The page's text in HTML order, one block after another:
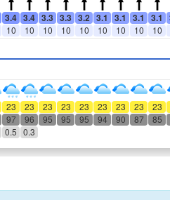
3.4 3.4 3.3 3.3 3.2 3.1 3.1 3.1 3.1
10 10 10 10 10 10 10 10 10
23 23 23 23 23 23 23 23 23
97 96 95 95 95 94 90 87 85
0.5 0.3